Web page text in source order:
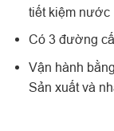
tiết kiệm nước
Có 3 đường
Vận hành
Sản xuất và